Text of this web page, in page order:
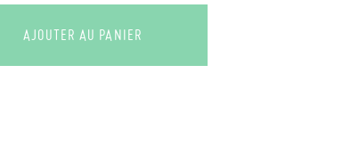
AJOUTER AU PANIER